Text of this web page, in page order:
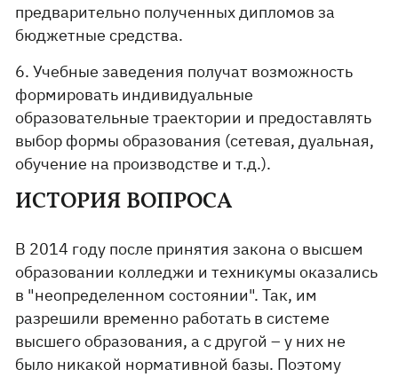
предварительно полученных дипломов за
бюджетные средства.
6. Учебные заведения получат возможность
формировать индивидуальные
образовательные траектории и предоставлять
выбор формы образования (сетевая, дуальная,
обучение на производстве и т.д.).
ИСТОРИЯ ВОПРОСА
В 2014 году после принятия закона о высшем
образовании колледжи и техникумы оказались
в "неопределенном состоянии". Так, им
разрешили временно работать в системе
высшего образования, а с другой – у них не
было никакой нормативной базы. Поэтому